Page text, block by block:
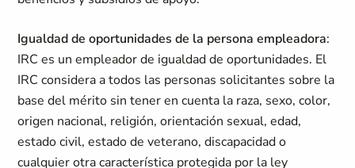
Igualdad de oportunidades de la persona empleadora:
IRC es un empleador de igualdad de oportunidades. El
IRC considera a todos las personas solicitantes sobre la
base del mérito sin tener en cuenta la raza, sexo, color,
origen nacional, religión, orientación sexual, edad,
estado civil, estado de veterano, discapacidad o
cualquier otra característica protegida por la ley